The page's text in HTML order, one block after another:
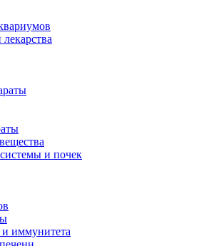
и почек
иммунитета